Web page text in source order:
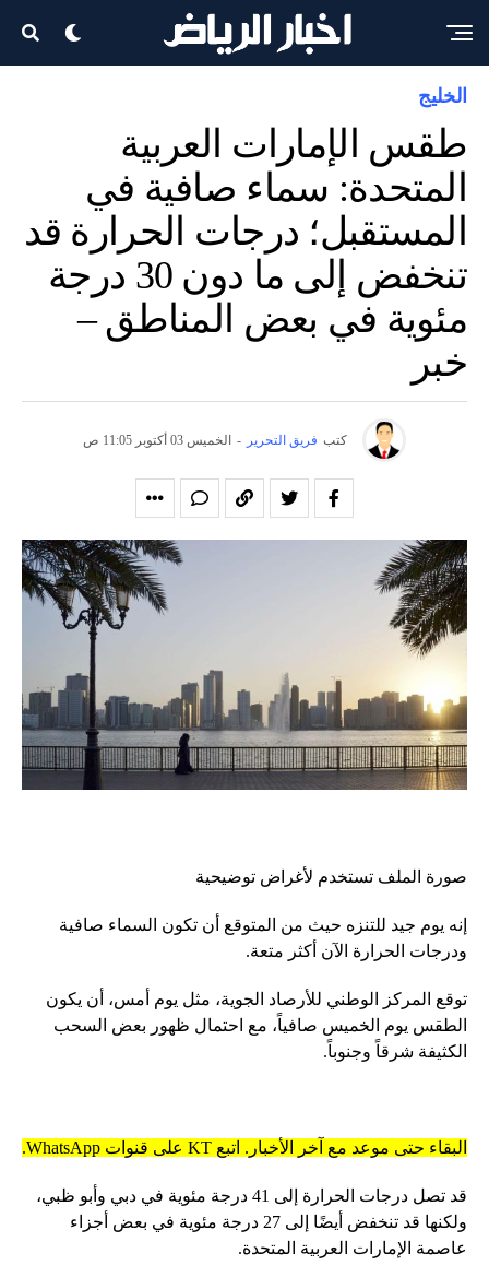
الخليج
طقس الإمارات العربية
المتحدة: سماء صافية في
المستقبل؛ درجات الحرارة قد
تنخفض إلى ما دون 30 درجة
مئوية في بعض المناطق –
خبر
كتب فريق التحرير - الخميس 03 أكتوبر 11:05 ص
صورة الملف تستخدم لأغراض توضيحية
إنه يوم جيد للتنزه حيث من المتوقع أن تكون السماء صافية
ودرجات الحرارة الآن أكثر متعة.
توقع المركز الوطني للأرصاد الجوية، مثل يوم أمس، أن يكون
الطقس يوم الخميس صافياً، مع احتمال ظهور بعض السحب
الكثيفة شرقاً وجنوباً.
البقاء حتى موعد مع آخر الأخبار. اتبع KT على قنوات WhatsApp.
قد تصل درجات الحرارة إلى 41 درجة مئوية في دبي وأبو ظبي،
ولكنها قد تنخفض أيضًا إلى 27 درجة مئوية في بعض أجزاء
عاصمة الإمارات العربية المتحدة.